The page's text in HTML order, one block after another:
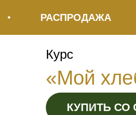
РАСПРОДАЖА
Курс
«Мой
КУПИТЬ СО